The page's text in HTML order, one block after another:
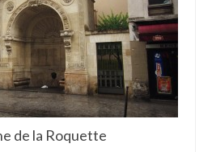
de la Roquette